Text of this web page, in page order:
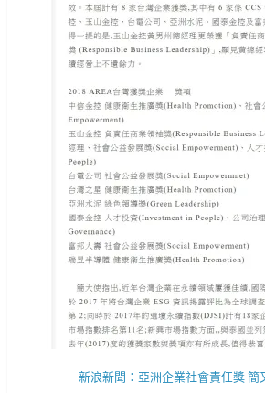
新浪新聞：亞洲企業社會責任獎 簡